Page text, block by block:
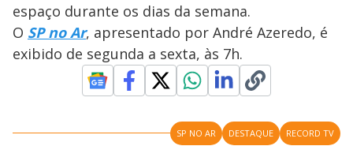
espaço durante os dias da semana.
O SP no Ar, apresentado por André Azeredo, é
exibido de segunda a sexta, às 7h.
SP NO AR DESTAQUE RECORD TV